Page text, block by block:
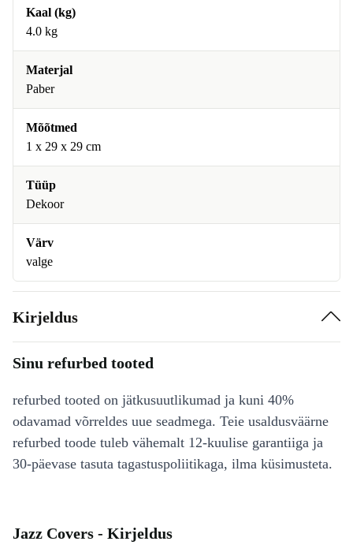
Kaal (kg)
4.0 kg
Materjal
Paber
Mõõtmed
1 x 29 x 29 cm
Tüüp
Dekoor
Värv
valge
Kirjeldus
Sinu refurbed tooted
refurbed tooted on jätkusuutlikumad ja kuni 40%
odavamad võrreldes uue seadmega. Teie usaldusväärne
refurbed toode tuleb vähemalt 12-kuulise garantiiga ja
30-päevase tasuta tagastuspoliitikaga, ilma küsimusteta.
Jazz Covers - Kirjeldus